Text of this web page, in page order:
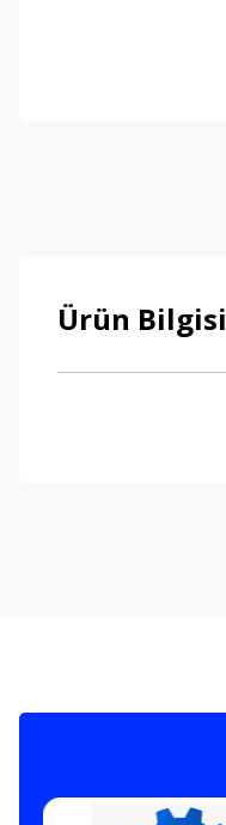
Ürün Bilgisi